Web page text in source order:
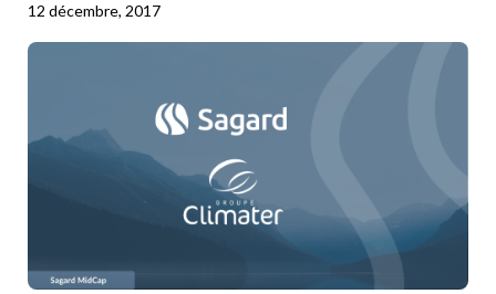
12 décembre, 2017